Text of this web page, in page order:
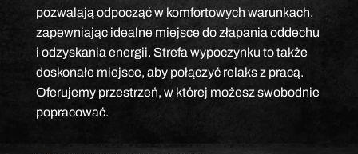
pozwalają odpocząć w komfortowych warunkach,
zapewniając idealne miejsce do złapania oddechu
i odzyskania energii. Strefa wypoczynku to także
doskonałe miejsce, aby połączyć relaks z pracą.
Oferujemy przestrzeń, w której możesz swobodnie
popracować.